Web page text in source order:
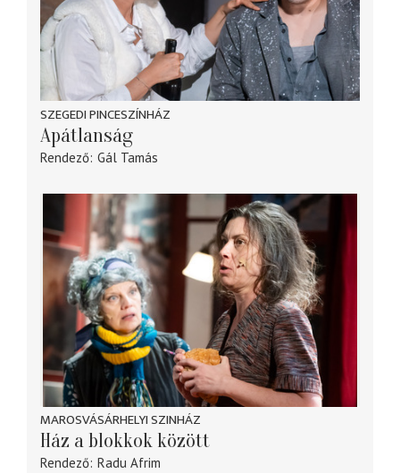
SZEGEDI PINCESZÍNHÁZ
Apátlanság
Rendező Gál Tamás
MAROSVÁSÁRHELYI SZINHÁZ
Ház a blokkok között
Rendező Radu Afrim